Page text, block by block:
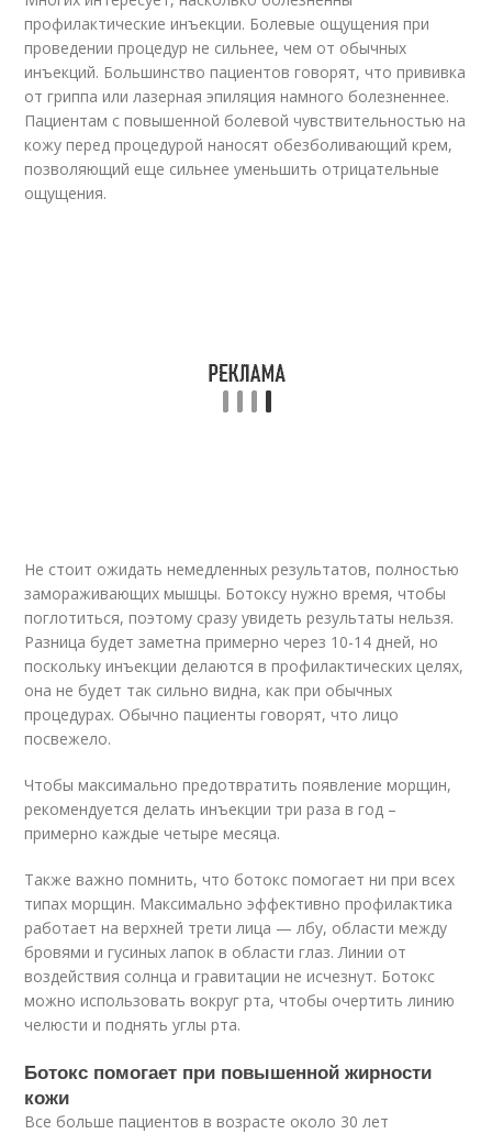
профилактические инъекции. Болевые ощущения при
проведении процедур не сильнее, чем от обычных
инъекций. Большинство пациентов говорят, что прививка
от гриппа или лазерная эпиляция намного болезненнее.
Пациентам с повышенной болевой чувствительностью на
кожу перед процедурой наносят обезболивающий крем,
позволяющий еще сильнее уменьшить отрицательные
ощущения.
Не стоит ожидать немедленных результатов, полностью
замораживающих мышцы. Ботоксу нужно время, чтобы
поглотиться, поэтому сразу увидеть результаты нельзя.
Разница будет заметна примерно через 10-14 дней, но
поскольку инъекции делаются в профилактических целях,
она не будет так сильно видна, как при обычных
процедурах. Обычно пациенты говорят, что лицо
посвежело.
Чтобы максимально предотвратить появление морщин,
рекомендуется делать инъекции три раза в год –
примерно каждые четыре месяца.
Также важно помнить, что ботокс помогает ни при всех
типах морщин. Максимально эффективно профилактика
работает на верхней трети лица — лбу, области между
бровями и гусиных лапок в области глаз. Линии от
воздействия солнца и гравитации не исчезнут. Ботокс
можно использовать вокруг рта, чтобы очертить линию
челюсти и поднять углы рта.
Ботокс помогает при повышенной жирности
кожи
Все больше пациентов в возрасте около 30 лет